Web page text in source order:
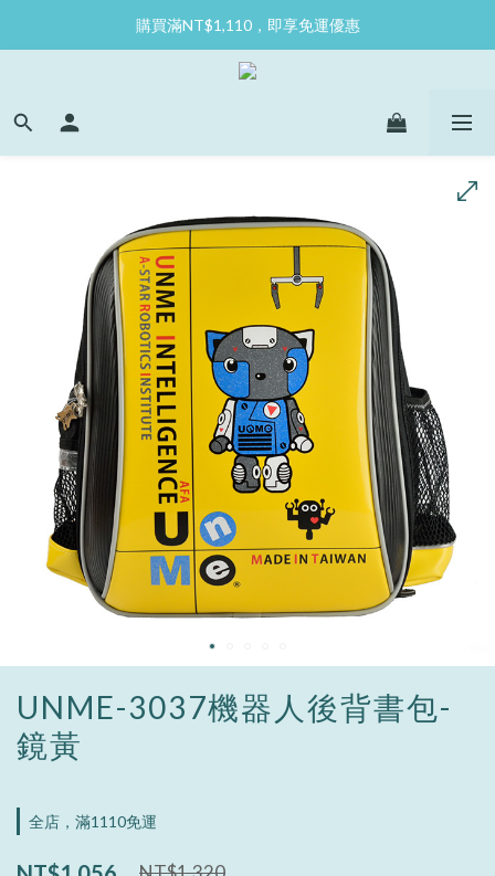
購買滿NT$1,110，即享免運優惠
UNME-3037機器人後背書包-
鏡黃
全店，滿1110免運